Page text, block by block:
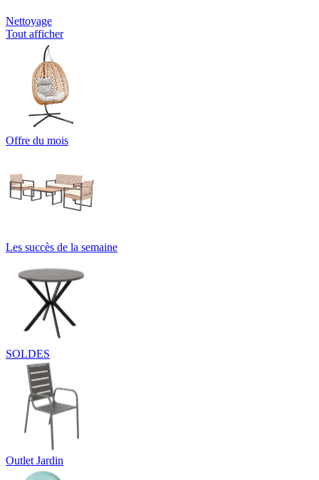
Nettoyage
Tout afficher
Offre du mois
Les succès de la semaine
SOLDES
Outlet Jardin